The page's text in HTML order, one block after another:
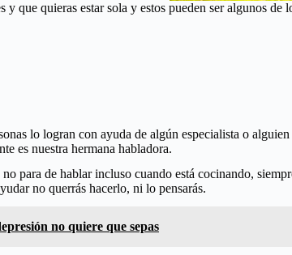
que quieras estar sola y estos pueden ser algunos
lo logran con ayuda de algún especialista o
es nuestra hermana habladora.
para de hablar incluso cuando está cocinando,
no querrás hacerlo, ni lo pensarás.
no quiere que sepas